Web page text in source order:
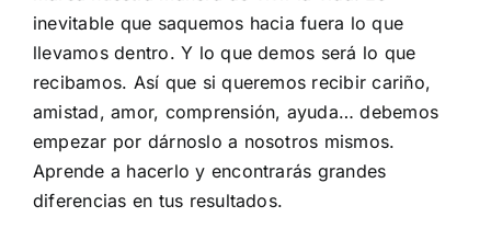
inevitable que saquemos hacia fuera lo que
llevamos dentro. Y lo que demos será lo que
recibamos. Así que si queremos recibir cariño,
amistad, amor, comprensión, ayuda… debemos
empezar por dárnoslo a nosotros mismos.
Aprende a hacerlo y encontrarás grandes
diferencias en tus resultados.